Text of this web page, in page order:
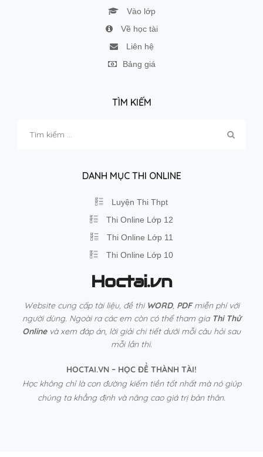
Vào lớp
Về học tài
Liên hệ
Bảng giá
TÌM KIẾM
DANH MỤC THI ONLINE
Luyện Thi Thpt
Thi Online Lớp 12
Thi Online Lớp 11
Thi Online Lớp 10
Hoctai.vn
Website cung cấp tài liệu, đề thi WORD, PDFmiễn phí với
người dùng. Ngoài ra các em còn có thể tham gia Thi Thử
Onlinevà xem đáp án, lời giải chi tiết dưới mỗi câu hỏi sau
mỗi lần thi.
HOCTAI.VN – HỌC ĐỂ THÀNH TÀI!
Học không chỉ là con đường kiếm tiền tốt nhất mà nó giúp
chúng ta khẳng định và nâng cao giá trị bản thân.